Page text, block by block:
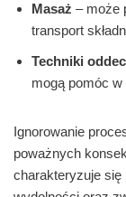
Masaż – może
transport
Techniki
mogą pomóc
Ignorowanie
poważnych
charakteryzuje się